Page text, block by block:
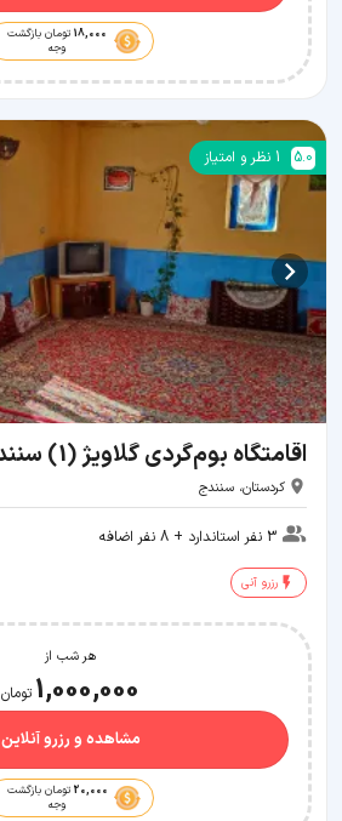
18,000 تومان بازگشت
وجه
5.0
1 نظر و امتیاز
اقامتگاه بوم‌گردی گلاویژ (1) سنندج
کردستان، سنندج
3 نفر استاندارد + 8 نفر اضافه
رزرو آنی
هر شب از
1,000,000 تومان
مشاهده و رزرو آنلاین
20,000 تومان بازگشت
وجه